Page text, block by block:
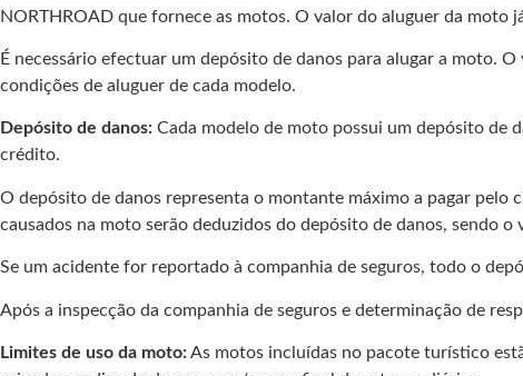
NORTHROAD que fornece as motos. O valor do aluguer da moto
É necessário efectuar um depósito de danos para alugar a moto.
condições de aluguer de cada modelo.
Depósito de danos: Cada modelo de moto possui um depósito de
crédito.
O depósito de danos representa o montante máximo a pagar pelo
causados na moto serão deduzidos do depósito de danos, sendo
Se um acidente for reportado à companhia de seguros, todo o
Após a inspecção da companhia de seguros e determinação de
Limites de uso da moto:As motos incluídas no pacote turístico